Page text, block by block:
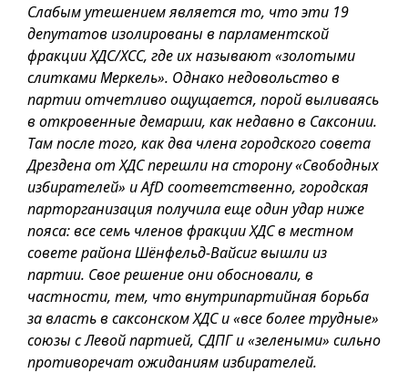
Слабым утешением является то, что эти 19
депутатов изолированы в парламентской
фракции ХДС/ХСС, где их называют «золотыми
слитками Меркель». Однако недовольство в
партии отчетливо ощущается, порой выливаясь
в откровенные демарши, как недавно в Саксонии.
Там после того, как два члена городского совета
Дрездена от ХДС перешли на сторону «Свободных
избирателей» и AfD соответственно, городская
парторганизация получила еще один удар ниже
пояса: все семь членов фракции ХДС в местном
совете района Шёнфельд-Вайсиг вышли из
партии. Свое решение они обосновали, в
частности, тем, что внутрипартийная борьба
за власть в саксонском ХДС и «все более трудные»
союзы с Левой партией, СДПГ и «зелеными» сильно
противоречат ожиданиям избирателей.